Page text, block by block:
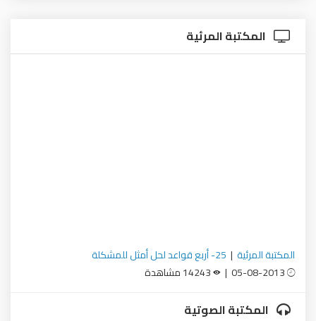
المكتبة المرئية
المكتبة المرئية | 25- أربع قواعد لحل أمثل للمشكلة
المكتبة الصوتية